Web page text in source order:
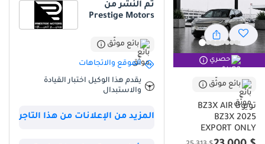
حصري
بائع موثّق
تويوتا BZ3X AIR
BZ3X 2025
EXPORT ONLY
تم النشر من
Prestige Motors
بائع موثّق
الموقع والاتجاهات
يقدم هذا الوكيل اختبار القيادة
والاستبدال
المزيد من الإعلانات من هذا التاجر
تصنيف 5-Star NCAP للأمان
نظام ADAS الأكثر تطوراً قياسياً
تعتبر هذه السيارة الكهربائية بالكامل فرصة استثنائية في سوق الخليج،
المستدام لعام 2025. المسافة المقطوعة التي لا تذكر تجعلها بمثابة
سيارة جديدة تماماً، مما يمنح المشتري راحة بال مطلقة واستفادة كاملة